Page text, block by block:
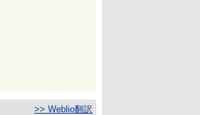
>> Weblio翻訳